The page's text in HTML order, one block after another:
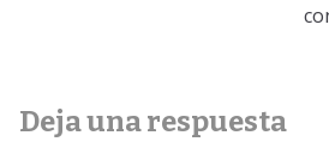
Deja una respuesta